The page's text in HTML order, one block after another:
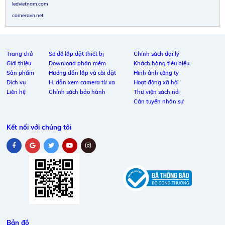
ledvietnam.com
cameravn.net
Trang chủ
Giới thiệu
Sản phẩm
Dịch vụ
Liên hệ
Sơ đồ lắp đặt thiết bị
Download phần mềm
Hướng dẫn lắp và cài đặt
H. dẫn xem camera từ xa
Chính sách bảo hành
Chính sách đại lý
Khách hàng tiêu biểu
Hình ảnh công ty
Hoạt động xã hội
Thư viện sách nói
Cần tuyển nhân sự
Kết nối với chúng tôi
Bản đồ